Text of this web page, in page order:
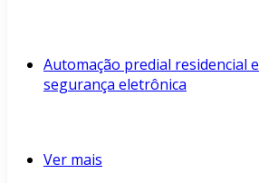
Automação predial residencial e
segurança eletrônica
Ver mais